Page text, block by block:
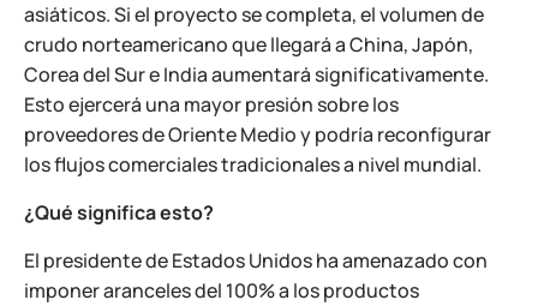
asiáticos. Si el proyecto se completa, el volumen de
crudo norteamericano que llegará a China, Japón,
Corea del Sur e India aumentará significativamente.
Esto ejercerá una mayor presión sobre los
proveedores de Oriente Medio y podría reconfigurar
los flujos comerciales tradicionales a nivel mundial.
¿Qué significa esto?
El presidente de Estados Unidos ha amenazado con
imponer aranceles del 100% a los productos